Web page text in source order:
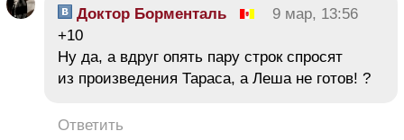
Доктор Борменталь
9 мар, 13:56
+10
Ну да, а вдруг опять пару строк спросят
из произведения Тараса, а Леша не готов! ?
Ответить